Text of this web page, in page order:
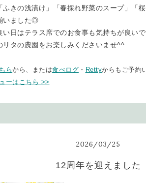
ふきの浅漬け」「春採れ野菜のスープ」「
いました◎
い日はテラス席でのお食事も気持ちが良い
リタの農園をお楽しみくださいませ^^
らから、または食べログ ・ Rettyからもご予約
ーはこちら >>
2026/03/25
12周年を迎えました